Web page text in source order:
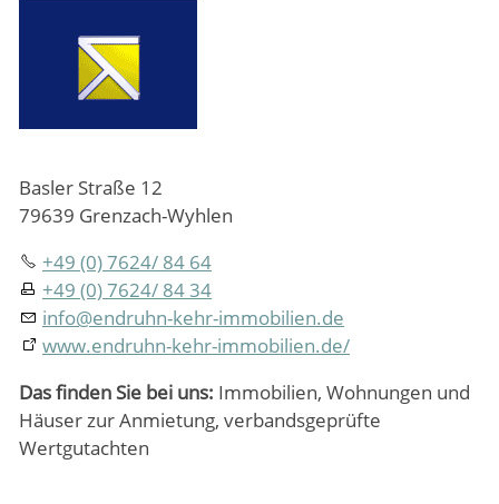
BÄRENSCHECK
Basler Straße 12
79639 Grenzach-Wyhlen
+49 (0) 7624/ 84 64
+49 (0) 7624/ 84 34
info@endruhn-kehr-immobilien.de
www.endruhn-kehr-immobilien.de/
Das finden Sie bei uns: Immobilien, Wohnungen und
Häuser zur Anmietung, verbandsgeprüfte
Wertgutachten